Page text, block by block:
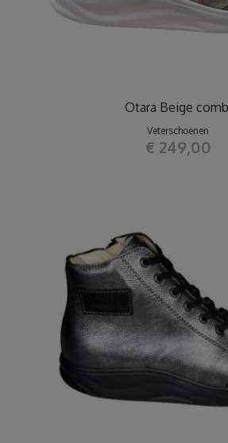
Otara Beige
Veterschoenen
€ 249,00